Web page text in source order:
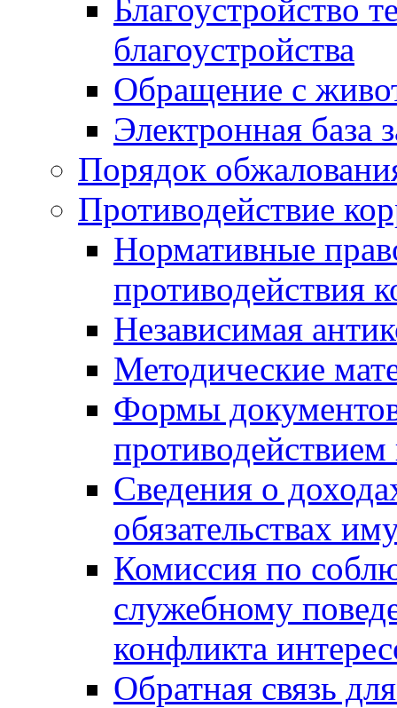
Благоустройство
благоустройства
Обращение с
Электронная база
Порядок
Противодействие
Нормативные
противодействия
Независимая
Методические
Формы
Сведения о
обязательствах
Комиссия по
служебному
конфликта
Обратная связь